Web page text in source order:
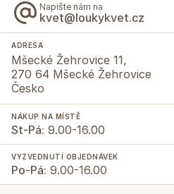
Napište nám na
kvet@loukykvet.cz
ADRESA
Mšecké Žehrovice 11,
270 64 Mšecké Žehrovice
Česko
NÁKUP NA MÍSTĚ
St-Pá: 9.00-16.00
VYZVEDNUTÍ OBJEDNÁVEK
Po-Pá: 9.00-16.00